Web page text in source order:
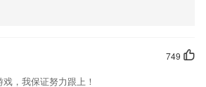
游戏，儿童小游戏大全，儿童游戏，儿童游戏
1美元起，告别长期捆绑消费，真正拥有选择
着一个老师学习，也可以同时拥有数个不同专
749
，我保证努力跟上！